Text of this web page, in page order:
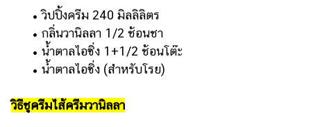
• วิปปิ้งครีม 240 มิลลิลิตร
• กลิ่นวานิลลา 1/2 ช้อนชา
• น้ำตาลไอซิ่ง 1+1/2 ช้อนโต๊ะ
• น้ำตาลไอซิ่ง (สำหรับโรย)
วิธีชูครีมไส้ครีมวานิลลา